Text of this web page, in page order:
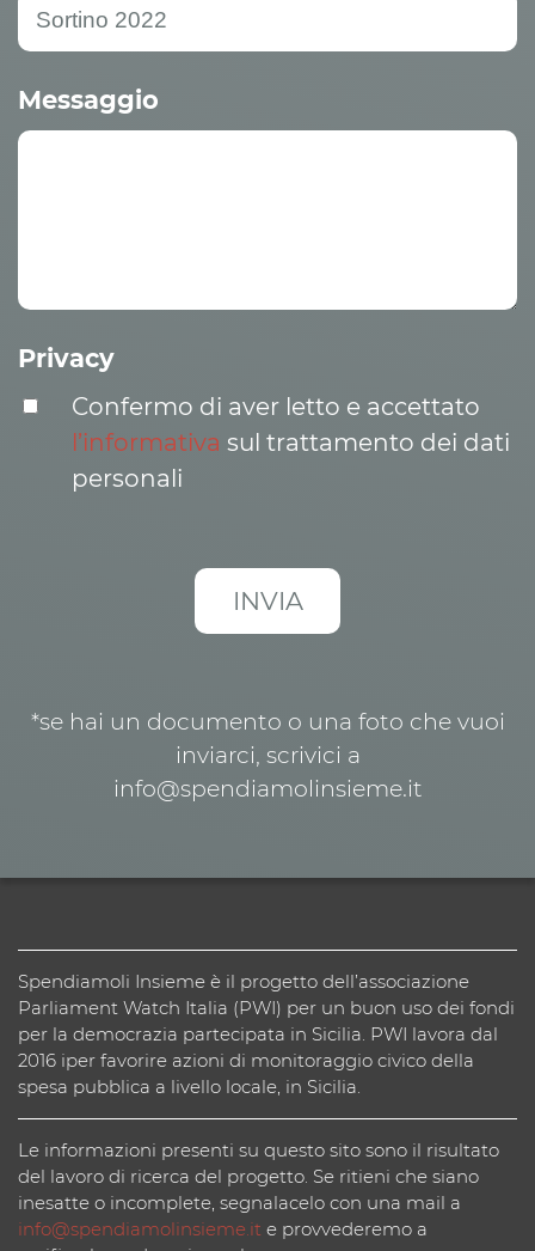
Messaggio
Privacy
Confermo di aver letto e accettato
l’informativa sul trattamento dei dati
personali
*se hai un documento o una foto che vuoi
inviarci, scrivici a
info@spendiamolinsieme.it
Spendiamoli Insieme è il progetto dell’associazione
Parliament Watch Italia (PWI) per un buon uso dei fondi
per la democrazia partecipata in Sicilia. PWI lavora dal
2016 iper favorire azioni di monitoraggio civico della
spesa pubblica a livello locale, in Sicilia.
Le informazioni presenti su questo sito sono il risultato
del lavoro di ricerca del progetto. Se ritieni che siano
inesatte o incomplete, segnalacelo con una mail a
info@spendiamolinsieme.it e provvederemo a